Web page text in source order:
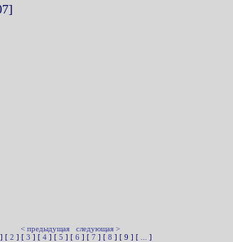
< предыдущая
следующая >
] [2 ] [3 ] [4 ] [5 ] [6 ] [7 ] [8 ] [ 9 ] [... ]